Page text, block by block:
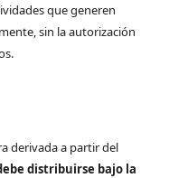
que generen
sin la autorización
derivada a partir del
distribuirse bajo la